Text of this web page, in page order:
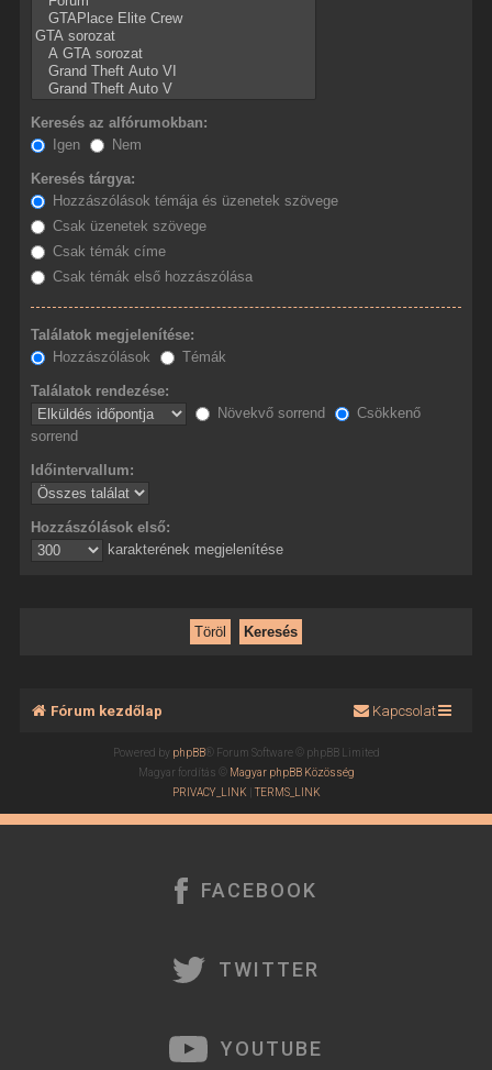
Keresés az alfórumokban:
Igen
Nem
Keresés tárgya:
Hozzászólások témája és üzenetek szövege
Csak üzenetek szövege
Csak témák címe
Csak témák első hozzászólása
Találatok megjelenítése:
Hozzászólások
Témák
Találatok rendezése:
Növekvő sorrend
Csökkenő
sorrend
Időintervallum:
Hozzászólások első:
karakterének megjelenítése
Fórum kezdőlap Kapcsolat
Powered by phpBB® Forum Software © phpBB Limited
Magyar fordítás © Magyar phpBB Közösség
PRIVACY_LINK|TERMS_LINK
FACEBOOK
TWITTER
YOUTUBE